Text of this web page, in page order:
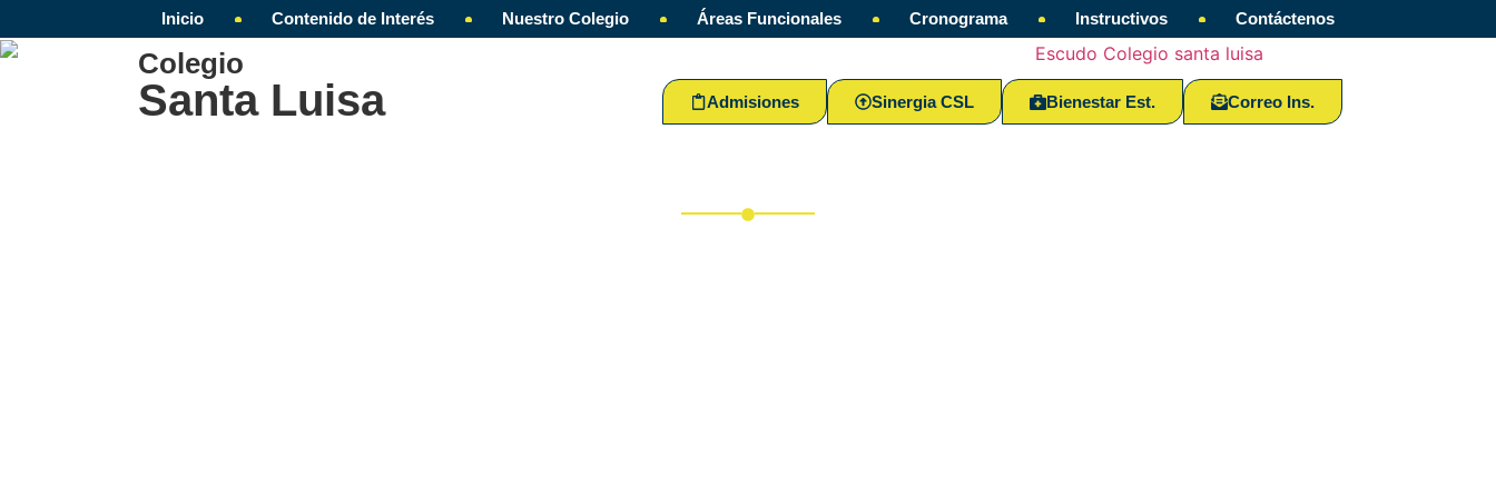
Inicio Contenido de Interés Nuestro Colegio Áreas Funcionales Cronograma Instructivos Contáctenos
Colegio
Santa Luisa Correo Ins.
Bienestar Est.
Sinergia CSL
Admisiones